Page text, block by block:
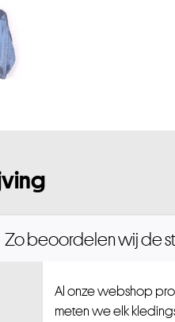
Zo beoordelen wij de
Al onze webshop
meten we elk